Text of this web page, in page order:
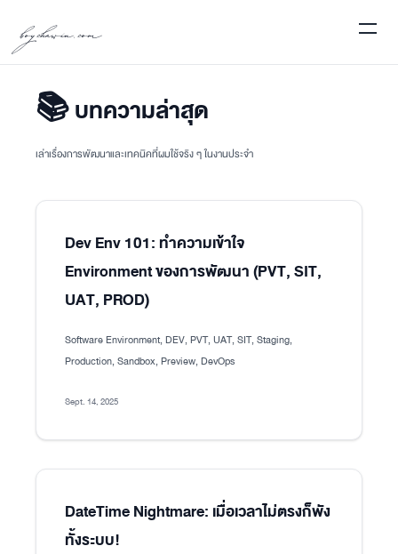
boychawin.com
📚 บทความล่าสุด
เล่าเรื่องการพัฒนาและเทคนิคที่ผมใช้จริง ๆ ในงานประจำ
Dev Env 101: ทำความเข้าใจ
Environment ของการพัฒนา (PVT, SIT,
UAT, PROD)
Software Environment, DEV, PVT, UAT, SIT, Staging,
Production, Sandbox, Preview, DevOps
Sept. 14, 2025
DateTime Nightmare: เมื่อเวลาไม่ตรงก็พัง
ทั้งระบบ!